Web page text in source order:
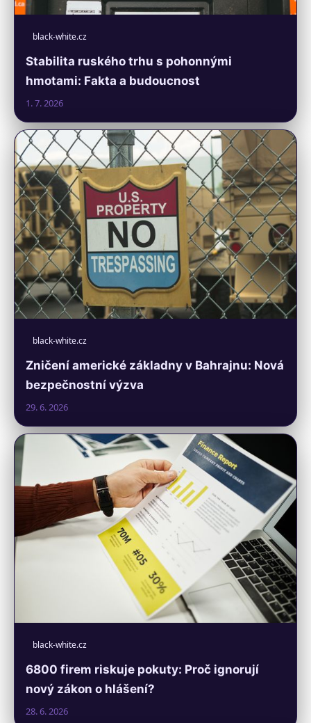
black-white.cz
Stabilita ruského trhu s pohonnými
hmotami: Fakta a budoucnost
1. 7. 2026
black-white.cz
Zničení americké základny v Bahrajnu: Nová
bezpečnostní výzva
29. 6. 2026
black-white.cz
6800 firem riskuje pokuty: Proč ignorují
nový zákon o hlášení?
28. 6. 2026